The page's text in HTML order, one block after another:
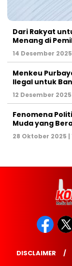
Dari Rakyat
Menang di
14 Desember
Menkeu
Ilegal untuk
12 Desember
Fenomena
Muda yang
28 Oktober 2025 |
DISCLAIMER